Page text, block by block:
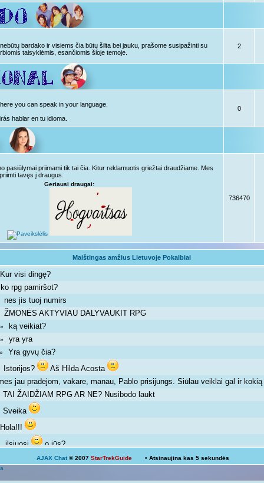
bardako ir visiems čia būtų šilta bei jauku, prašome susipažinti su
taisyklėmis, esančiomis šioje temoje.
2
you can speak in your language.
hablar en tu idioma.
0
pasiūlymai priimami tik tai čia. Kitur reklamuotis griežtai draudžiame. Mes
tavęs į draugus.
Geriausi draugai:
736470
Maištingas amžius Lietuvoje Pokalbiai
Kur visi dingę?
ko rpg pamiršot?
nes jis tuoj numirs
ŽMONĖS AKTYVIAU DALYVAUKIT RPG
» ką veikiat?
»yra yra
» Yra gyvų čia?
Istorijos?
Aš Hilda Acosta
jau pradėjom, vakare, manau, Pablo prisijungs. Siūlau veiklai gal ir
TAI ŽAIDŽIAM RPG AR NE? Nusibodo laukt
Sveika
Hola!!!
»ilsiuosi
o jūs?
Ką veikiat?AJAX Chat © 2007StarTrekGuide • Atsinaujina kas5 sekundės